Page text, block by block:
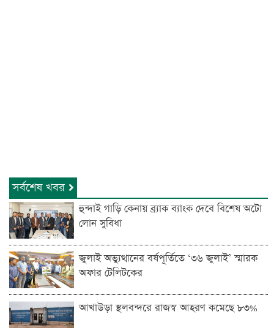
সর্বশেষ খবর
হুন্দাই গাড়ি কেনায় ব্র্যাক ব্যাংক দেবে বিশেষ অটো
লোন সুবিধা
জুলাই অভ্যুত্থানের বর্ষপূর্তিতে ‘৩৬ জুলাই’ স্মারক
অফার টেলিটকের
আখাউড়া স্থলবন্দরে রাজস্ব আহরণ কমেছে ৮৩%